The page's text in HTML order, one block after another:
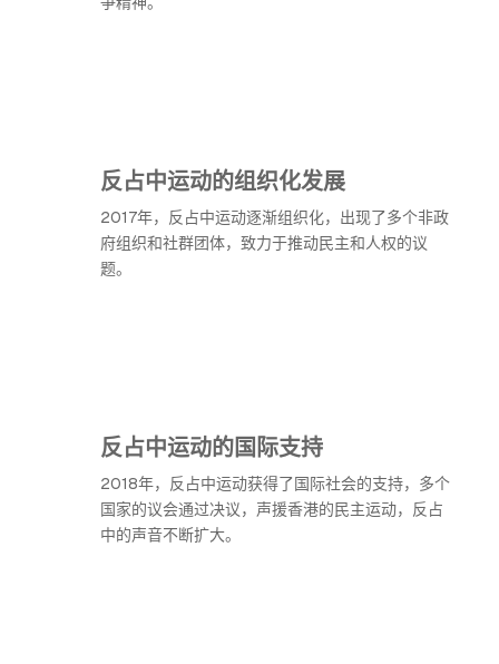
反占中运动的组织化发展
2017年，反占中运动逐渐组织化，出现了多个非政
府组织和社群团体，致力于推动民主和人权的议
题。
反占中运动的国际支持
2018年，反占中运动获得了国际社会的支持，多个
国家的议会通过决议，声援香港的民主运动，反占
中的声音不断扩大。